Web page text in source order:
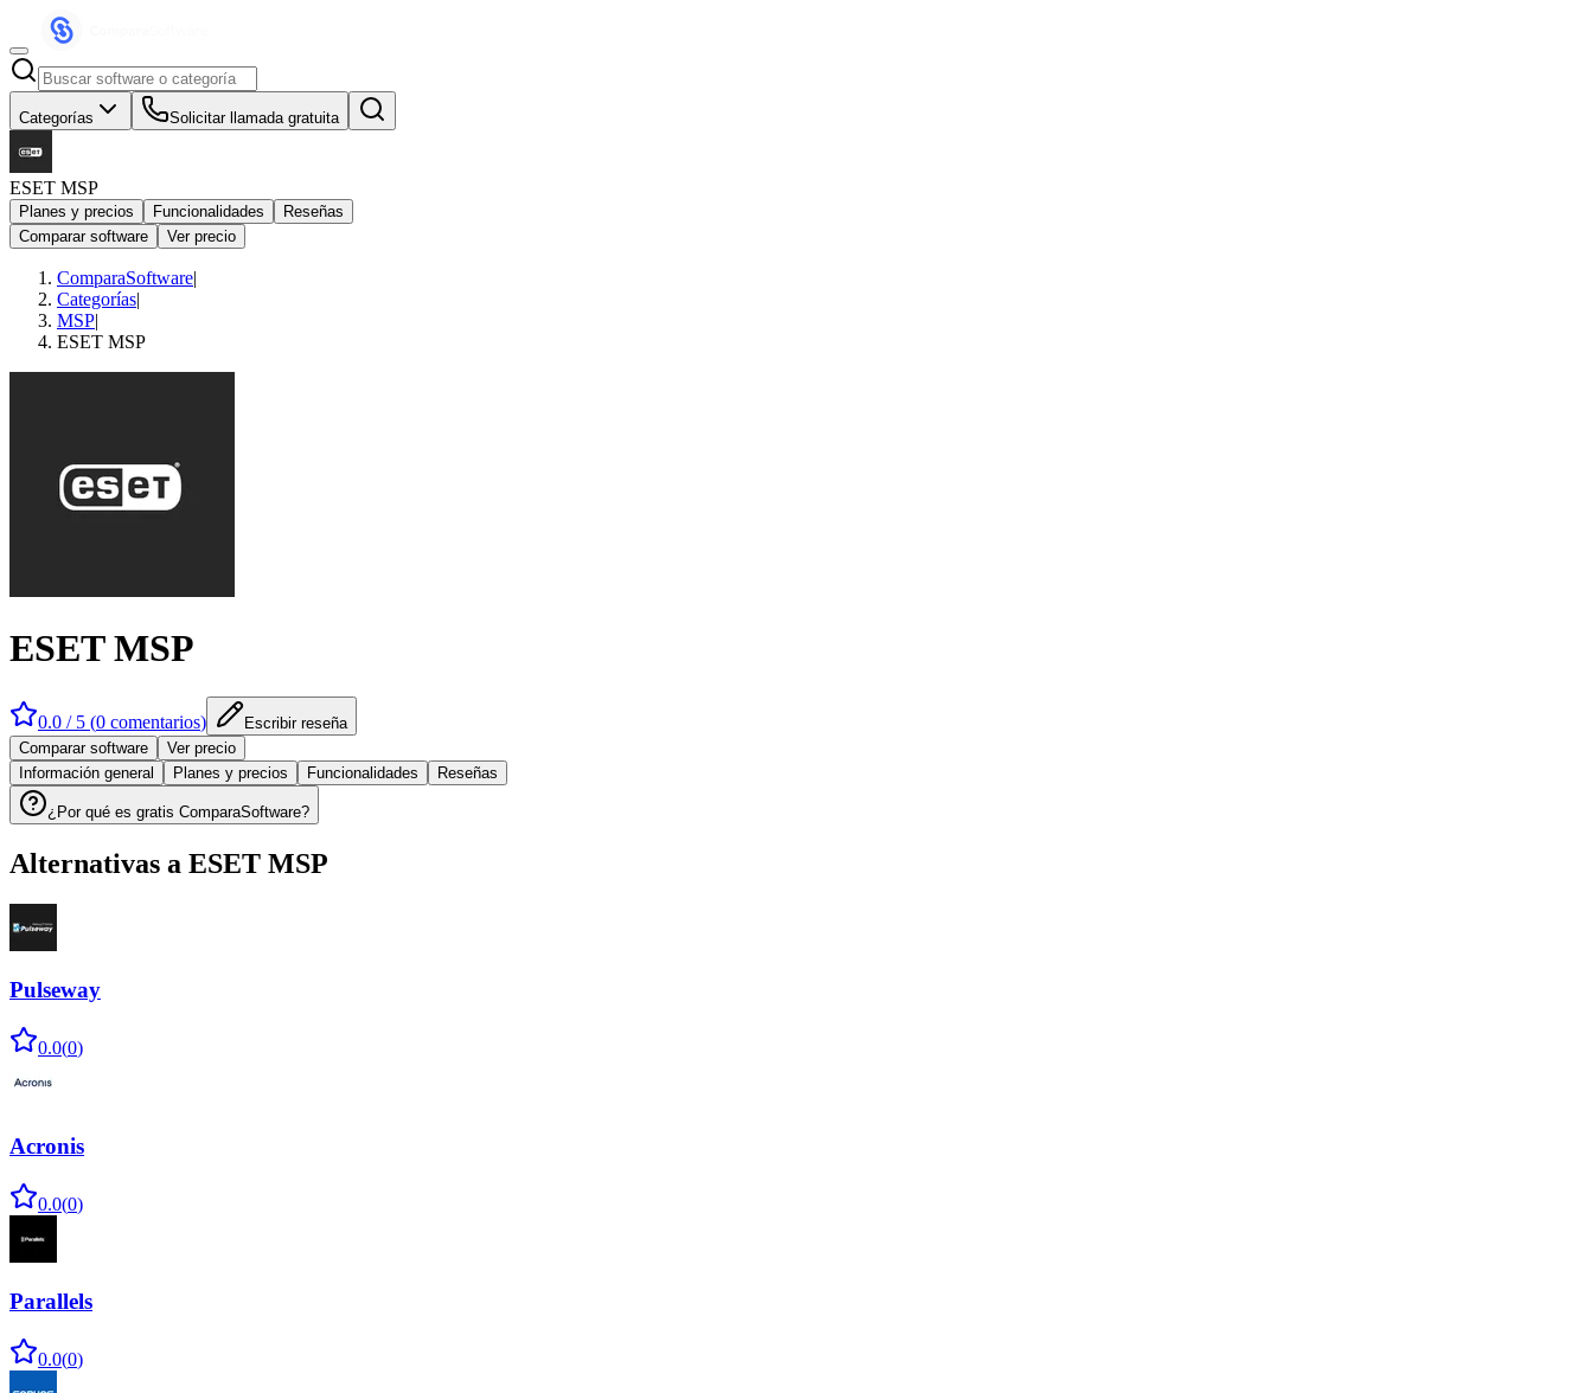
Categorías Solicitar llamada gratuita
ESET MSP
Planes y precios Funcionalidades
Reseñas
Comparar software
Ver precio
ComparaSoftware|
Categorías|
MSP|
ESET MSP
ESET MSP
0.0 / 5 (0 comentarios)
Escribir reseña
Comparar software
Ver precio
Información general
Planes y precios Funcionalidades Reseñas
¿Por qué es gratis ComparaSoftware?
Alternativas a ESET MSP
Pulseway
0.0(0)
Acronis
0.0(0)
Parallels
0.0(0)